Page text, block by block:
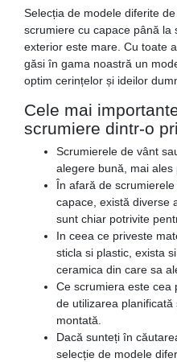
Selecția de modele diferite
scrumiere cu capace până la
exterior este mare. Cu toate
găsi în gama noastră un
optim cerințelor și ideilor
Cele mai
scrumiere dintr-o
Scrumierele de vânt
alegere bună, mai ales
În afară de
capace, există diverse
sunt chiar potrivite
In ceea ce priveste
sticla si plastic, exista
ceramica din care sa
Ce scrumiera este cea
de utilizarea
montată.
Dacă sunteți în
selecție de modele